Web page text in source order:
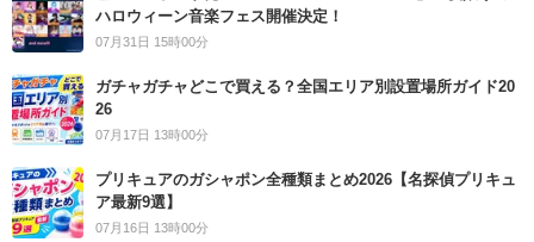
ハロウィーン音楽フェス開催決定！
07月31日 15時00分
ガチャガチャどこで買える？全国エリア別設置場所ガイド20
26
07月17日 13時00分
プリキュアのガシャポン全種類まとめ2026【名探偵プリキュ
ア最新9選】
07月16日 13時00分